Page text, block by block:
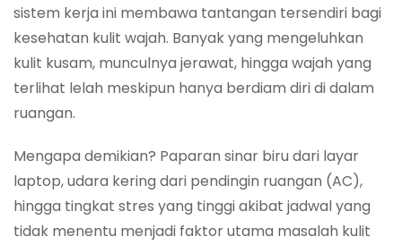
sistem kerja ini membawa tantangan tersendiri bagi
kesehatan kulit wajah. Banyak yang mengeluhkan
kulit kusam, munculnya jerawat, hingga wajah yang
terlihat lelah meskipun hanya berdiam diri di dalam
ruangan.
Mengapa demikian? Paparan sinar biru dari layar
laptop, udara kering dari pendingin ruangan (AC),
hingga tingkat stres yang tinggi akibat jadwal yang
tidak menentu menjadi faktor utama masalah kulit